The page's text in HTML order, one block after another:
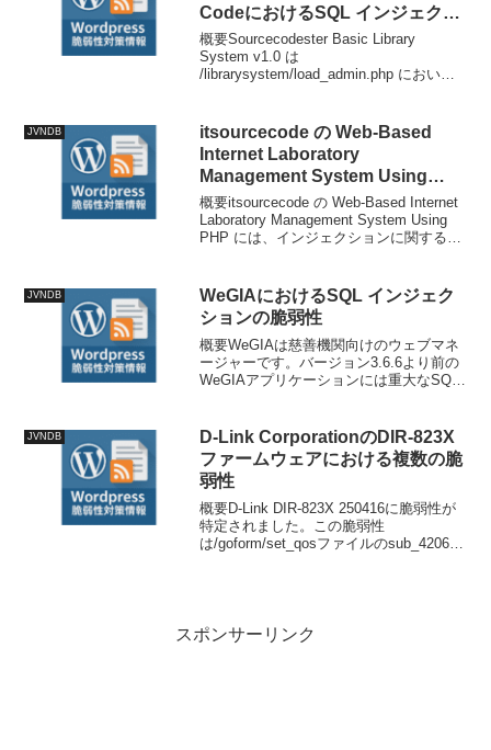
CodeにおけるSQL インジェクシ
ョンの脆弱性
概要Sourcecodester Basic Library
System v1.0 は
/librarysystem/load_admin.php において
JVNDB
itsourcecode の Web-Based
Internet Laboratory
Management System Using
PHP におけるインジェクション
に関する脆弱性
概要itsourcecode の Web-Based Internet
Laboratory Management System Using
PHP には、インジェクションに関する脆
JVNDB
WeGIAにおけるSQL インジェク
ションの脆弱性
概要WeGIAは慈善機関向けのウェブマネ
ージャーです。バージョン3.6.6より前の
WeGIAアプリケーションには重大なSQL
プトはextrac...
JVNDB
D-Link CorporationのDIR-823X
ファームウェアにおける複数の脆
弱性
概要D-Link DIR-823X 250416に脆弱性が
特定されました。この脆弱性
は/goform/set_qosファイルのsub_420688
スポンサーリンク